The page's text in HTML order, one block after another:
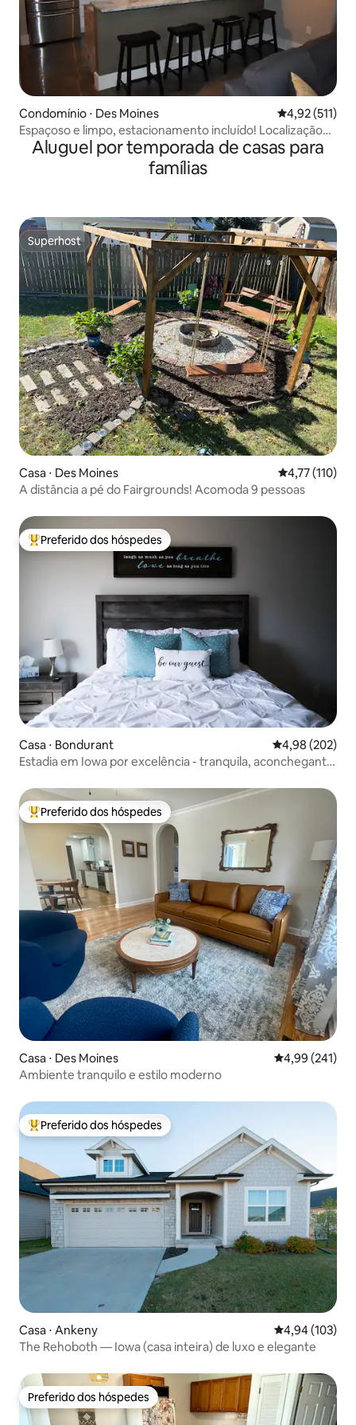
Condomínio ⋅ Des Moines 4,92 de uma
4,92 (511)
Espaçoso e limpo, estacionamento incluído! Localização
privilegiada!
Aluguel por temporada de casas para
famílias
Superhost
Superhost
Casa ⋅ Des Moines 4,77 de uma
4,77 (110)
A distância a pé do Fairgrounds! Acomoda 9 pessoas
Entre os melhores preferidos dos hóspedes
Preferido dos hóspedes
Casa ⋅ Bondurant 4,98 de uma
4,98 (202)
Estadia em Iowa por excelência - tranquila, aconchegante
Entre os melhores preferidos dos hóspedes
Preferido dos hóspedes
Casa ⋅ Des Moines 4,99 de uma
4,99 (241)
Ambiente tranquilo e estilo moderno
Entre os melhores preferidos dos hóspedes
Preferido dos hóspedes
Casa ⋅ Ankeny 4,94 de uma
4,94 (103)
The Rehoboth — Iowa (casa inteira) de luxo e elegante
Preferido dos hóspedes
Preferido dos hóspedes